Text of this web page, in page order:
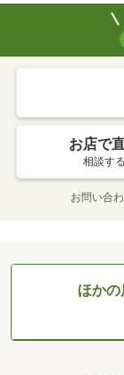
お店で
相談する
お問い合
ほかの